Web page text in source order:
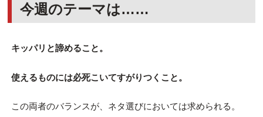
今週のテーマは……
キッパリと諦めること。
使えるものには必死こいてすがりつくこと。
この両者のバランスが、ネタ選びにおいては求められる。